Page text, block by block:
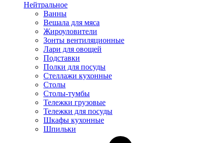
Нейтральное
Ванны
Вешала для мяса
Жироуловители
Зонты вентиляционные
Лари для овощей
Подставки
Полки для посуды
Стеллажи кухонные
Столы
Столы-тумбы
Тележки грузовые
Тележки для посуды
Шкафы кухонные
Шпильки